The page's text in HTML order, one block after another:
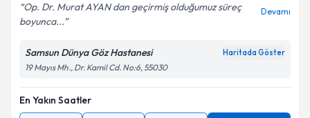
Op. Dr. Murat AYAN dan geçirmiş olduğumuz süreç
boyunca...
Devamı
Samsun Dünya Göz Hastanesi Haritada Göster
19 Mayıs Mh., Dr. Kamil Cd. No:6, 55030
En Yakın Saatler